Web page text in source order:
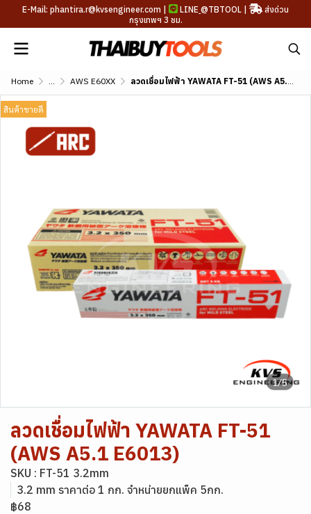
E-Mail: phantira.r@kvsengineer.com | LINE @TBTOOL |
ส่งด่วน
กรุงเทพฯ 3 ชม.
Home ... AWS E60XX ลวดเชื่อมไฟฟ้า YAWATA FT-51 (AWS A5.1 E6013)
1/5
สินค้าขายดี
ลวดเชื่อมไฟฟ้า YAWATA FT-51
(AWS A5.1 E6013)
SKU : FT-51 3.2mm
3.2 mm ราคาต่อ 1 กก. จำหน่ายยกแพ็ค 5กก.
฿68